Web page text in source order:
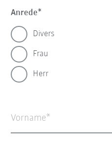
Anrede
Divers
Frau
Herr
Vorname